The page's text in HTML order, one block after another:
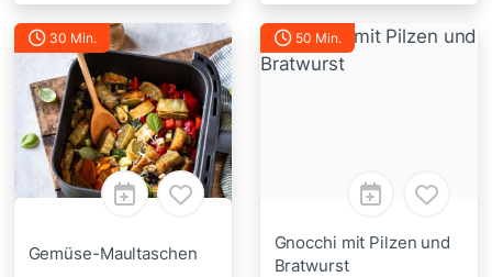
30 Min.
Gemüse-Maultaschen
50 Min.
Gnocchi mit Pilzen und
Bratwurst